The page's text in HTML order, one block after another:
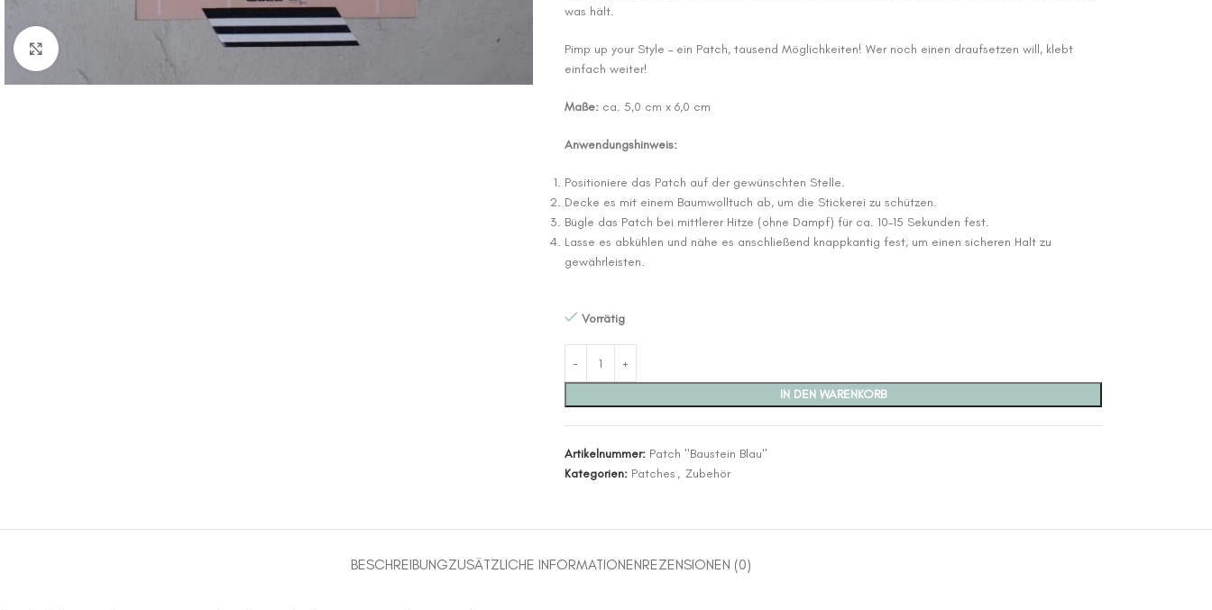
was hält.
Pimp up your Style – ein Patch, tausend Möglichkeiten! Wer noch einen draufsetzen will, klebt
einfach weiter!
Maße:ca. 5,0 cm x 6,0 cm
Anwendungshinweis:
Positioniere das Patch auf der gewünschten Stelle.
Decke es mit einem Baumwolltuch ab, um die Stickerei zu schützen.
Bügle das Patch bei mittlerer Hitze (ohne Dampf) für ca. 10–15 Sekunden fest.
Lasse es abkühlen und nähe es anschließend knappkantig fest, um einen sicheren Halt zu
gewährleisten.
Vorrätig
IN DEN WARENKORB
Artikelnummer: Patch "Baustein Blau"
Kategorien: Patches , Zubehör
BESCHREIBUNGZUSÄTZLICHE INFORMATIONENREZENSIONEN (0)